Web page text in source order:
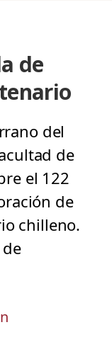
de
del
de
el 122
de
chilleno.